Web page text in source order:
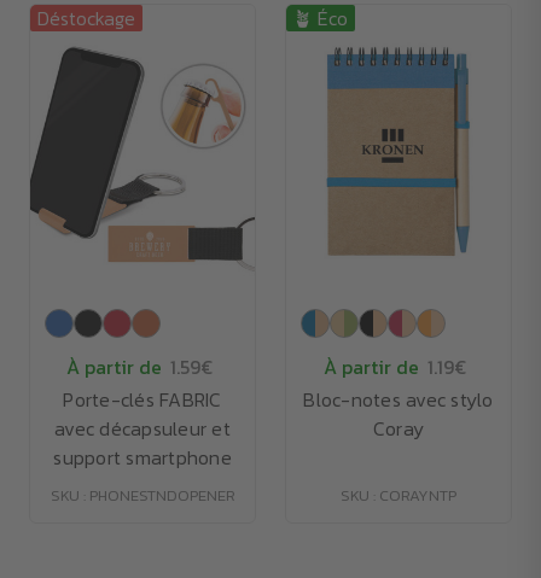
Déstockage
À partir de 1.59€
Porte-clés FABRIC
avec décapsuleur et
support smartphone
SKU : PHONESTNDOPENER
🪴 Éco
À partir de 1.19€
Bloc-notes avec stylo
Coray
SKU : CORAYNTP